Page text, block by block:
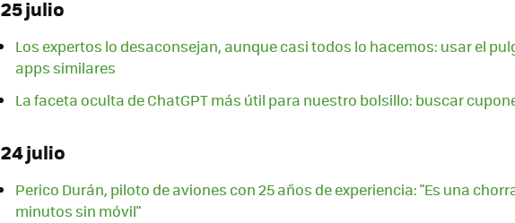
25 julio
Los expertos lo desaconsejan, aunque casi todos lo hacemos: usar el
apps similares
La faceta oculta de ChatGPT más útil para nuestro bolsillo: buscar
24 julio
Perico Durán, piloto de aviones con 25 años de experiencia: "Es una
minutos sin móvil"